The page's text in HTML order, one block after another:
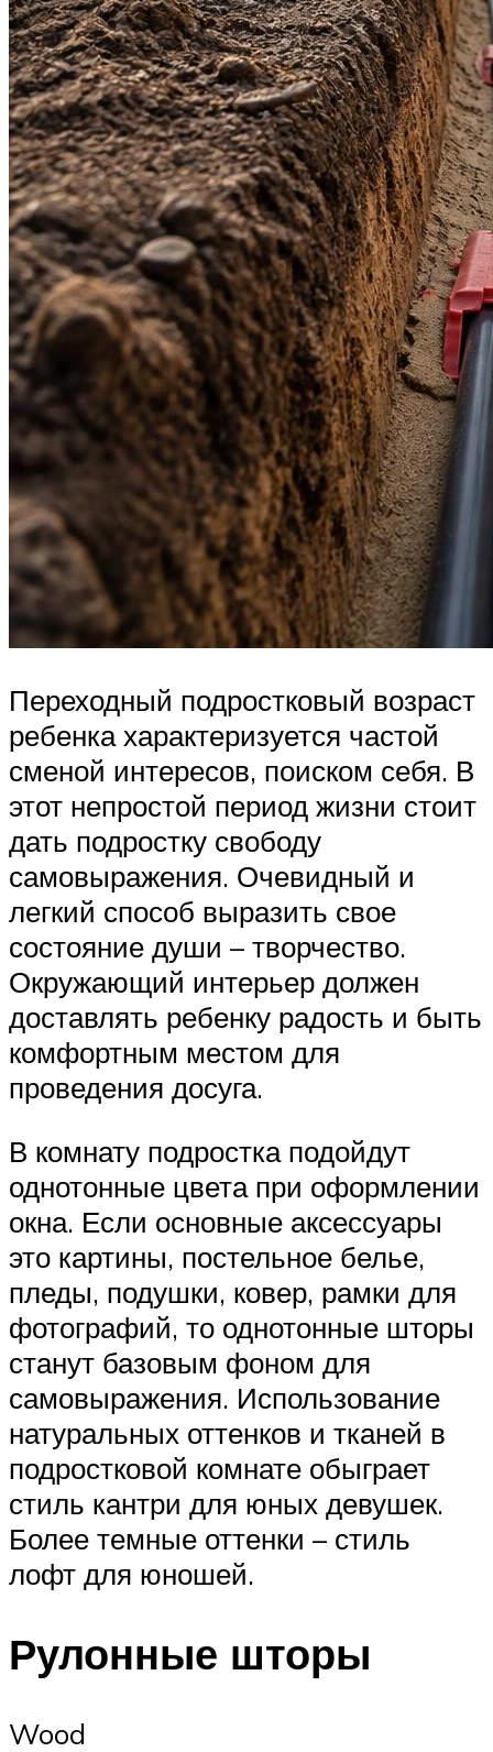
Переходный подростковый возраст
ребенка характеризуется частой
сменой интересов, поиском себя. В
этот непростой период жизни стоит
дать подростку свободу
самовыражения. Очевидный и
легкий способ выразить свое
состояние души – творчество.
Окружающий интерьер должен
доставлять ребенку радость и быть
комфортным местом для
проведения досуга.
В комнату подростка подойдут
однотонные цвета при оформлении
окна. Если основные аксессуары
это картины, постельное белье,
пледы, подушки, ковер, рамки для
фотографий, то однотонные шторы
станут базовым фоном для
самовыражения. Использование
натуральных оттенков и тканей в
подростковой комнате обыграет
стиль кантри для юных девушек.
Более темные оттенки – стиль
лофт для юношей.
Рулонные шторы
Wood